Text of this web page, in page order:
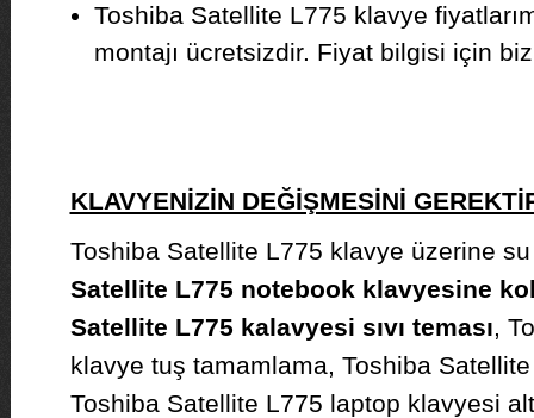
Toshiba Satellite L775 klavye
montajı ücretsizdir. Fiyat bilgisi için
KLAVYENİZİN DEĞİŞMESİNİ
Toshiba Satellite L775 klavye üzerine
Satellite L775 notebook klavyesine
Satellite L775 kalavyesi sıvı teması,
klavye tuş tamamlama, Toshiba
Toshiba Satellite L775 laptop klavyesi